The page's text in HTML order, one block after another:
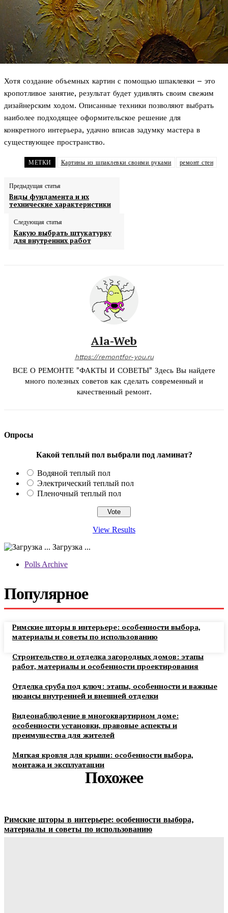
Хотя создание объемных картин с помощью шпаклевки – это
кропотливое занятие, результат будет удивлять своим свежим
дизайнерским ходом. Описанные техники позволяют выбрать
наиболее подходящее оформительское решение для
конкретного интерьера, удачно вписав задумку мастера в
существующее пространство.
МЕТКИ Картины из шпаклевки своими руками ремонт стен
Предыдущая статья
Виды фундамента и их
технические характеристики
Следующая статья
Какую выбрать штукатурку
для внутренних работ
Ala-Web
https://remontfor-you.ru
ВСЕ О РЕМОНТЕ "ФАКТЫ И СОВЕТЫ" Здесь Вы найдете
много полезных советов как сделать современный и
качественный ремонт.
Опросы
Какой теплый пол выбрали под ламинат?
Водяной теплый пол
Электрический теплый пол
Пленочный теплый пол
View Results
Загрузка ...
Polls Archive
Популярное
Римские шторы в интерьере: особенности выбора,
материалы и советы по использованию
Строительство и отделка загородных домов: этапы
работ, материалы и особенности проектирования
Отделка сруба под ключ: этапы, особенности и важные
нюансы внутренней и внешней отделки
Видеонаблюдение в многоквартирном доме:
особенности установки, правовые аспекты и
преимущества для жителей
Мягкая кровля для крыши: особенности выбора,
монтажа и эксплуатации
Похожее
Римские шторы в интерьере: особенности выбора,
материалы и советы по использованию